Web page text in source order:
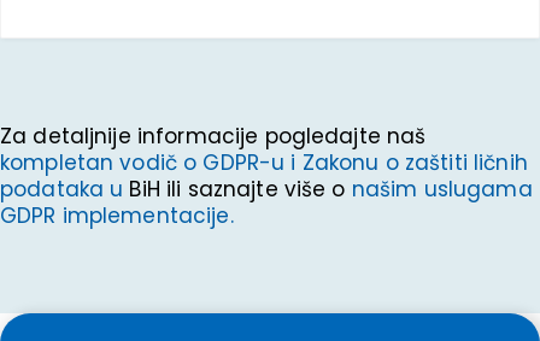
Za detaljnije informacije pogledajte naš
kompletan vodič o GDPR-u i Zakonu o zaštiti ličnih
podataka u BiH ili saznajte više o našim uslugama
GDPR implementacije.